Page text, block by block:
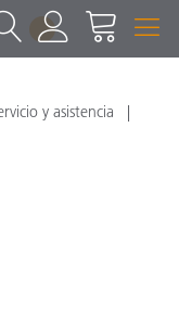
1
y asistencia